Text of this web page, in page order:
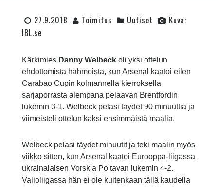
27.9.2018 Toimitus Uutiset
Kuva:
IBL.se
Kärkimies Danny Welbeckoli yksi ottelun
ehdottomista hahmoista, kun Arsenal kaatoi eilen
Carabao Cupin kolmannella kierroksella
sarjaporrasta alempana pelaavan Brentfordin
lukemin 3-1. Welbeck pelasi täydet 90 minuuttia ja
viimeisteli ottelun kaksi ensimmäistä maalia.
Welbeck pelasi täydet minuutit ja teki maalin myös
viikko sitten, kun Arsenal kaatoi Eurooppa-liigassa
ukrainalaisen Vorskla Poltavan lukemin 4-2.
Valioliigassa hän ei ole kuitenkaan tällä kaudella